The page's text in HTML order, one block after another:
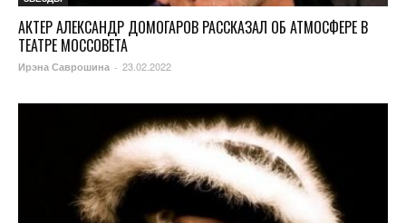
АКТЕР АЛЕКСАНДР ДОМОГАРОВ РАССКАЗАЛ ОБ АТМОСФЕРЕ В
ТЕАТРЕ МОССОВЕТА
Ирэна Саврошина - 23.02.2022